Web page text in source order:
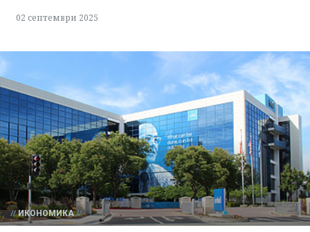
02 септември 2025
ИКОНОМИКА